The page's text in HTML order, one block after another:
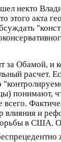
некто
акта
за Обамой,
расчет.
понимают,
всего.
и
в США.